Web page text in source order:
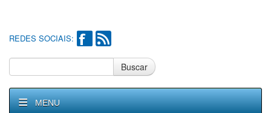
REDES SOCIAIS:
Buscar
MENU